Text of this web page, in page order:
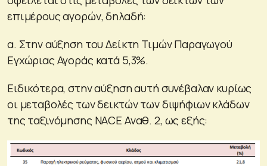
επιμέρους αγορών, δηλαδή:
α. Στην αύξηση του Δείκτη Τιμών Παραγωγού
Εγχώριας Αγοράς κατά 5,3%.
Ειδικότερα, στην αύξηση αυτή συνέβαλαν κυρίως
οι μεταβολές των δεικτών των διψήφιων κλάδων
της ταξινόμησης NACE Αναθ. 2, ως εξής: